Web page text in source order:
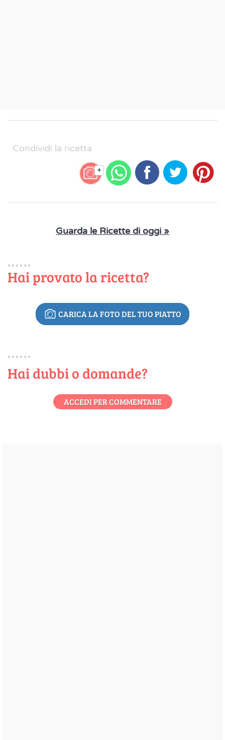
Condividi la ricetta
+
Guarda le Ricette di oggi »
Hai provato la ricetta?
CARICA LA FOTO DEL TUO PIATTO
Hai dubbi o domande?
ACCEDI PER COMMENTARE